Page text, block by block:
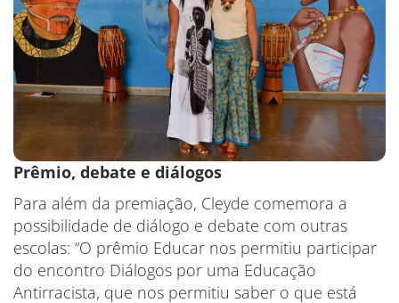
Prêmio, debate e diálogos
Para além da premiação, Cleyde comemora a
possibilidade de diálogo e debate com outras
escolas: “O prêmio Educar nos permitiu participar
do encontro Diálogos por uma Educação
Antirracista, que nos permitiu saber o que está